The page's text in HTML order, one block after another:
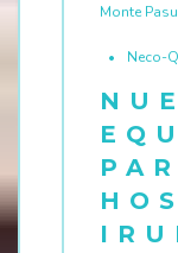
Monte
Neco-